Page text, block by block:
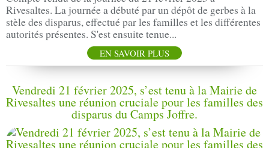
Rivesaltes. La journée a débuté par un dépôt de gerbes à la
stèle des disparus, effectué par les familles et les différentes
autorités présentes. S'est ensuite tenue...
EN SAVOIR PLUS
Vendredi 21 février 2025, s’est tenu à la Mairie de
Rivesaltes une réunion cruciale pour les familles des
disparus du Camps Joffre.